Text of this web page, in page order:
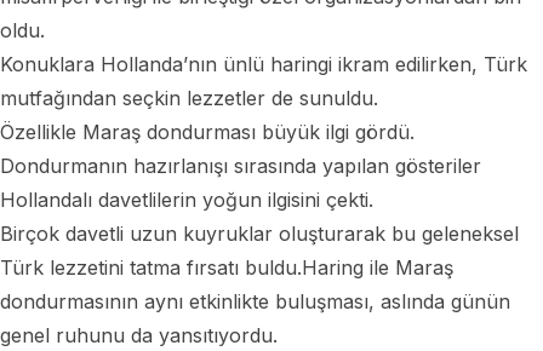
oldu.
Konuklara Hollanda’nın ünlü haringi ikram edilirken, Türk
mutfağından seçkin lezzetler de sunuldu.
Özellikle Maraş dondurması büyük ilgi gördü.
Dondurmanın hazırlanışı sırasında yapılan gösteriler
Hollandalı davetlilerin yoğun ilgisini çekti.
Birçok davetli uzun kuyruklar oluşturarak bu geleneksel
Türk lezzetini tatma fırsatı buldu.Haring ile Maraş
dondurmasının aynı etkinlikte buluşması, aslında günün
genel ruhunu da yansıtıyordu.